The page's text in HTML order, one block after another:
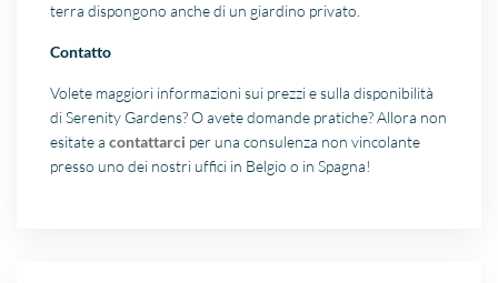
terra dispongono anche di un giardino privato.
Contatto
Volete maggiori informazioni sui prezzi e sulla disponibilità
di Serenity Gardens? O avete domande pratiche? Allora non
esitate acontattarci per una consulenza non vincolante
presso uno dei nostri uffici in Belgio o in Spagna!